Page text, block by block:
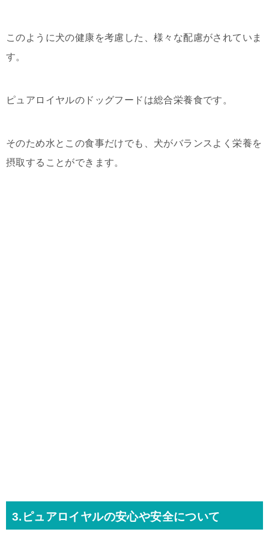
このように犬の健康を考慮した、様々な配慮がされていま
す。
ピュアロイヤルのドッグフードは総合栄養食です。
そのため水とこの食事だけでも、犬がバランスよく栄養を
摂取することができます。
3.ピュアロイヤルの安心や安全について